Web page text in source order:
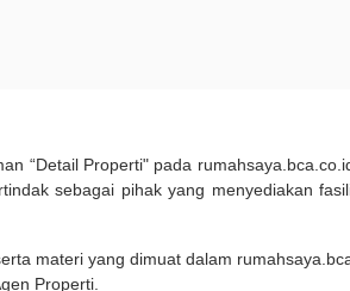
“Detail Properti" pada
sebagai pihak yang menyediakan
materi yang dimuat dalam
Properti.